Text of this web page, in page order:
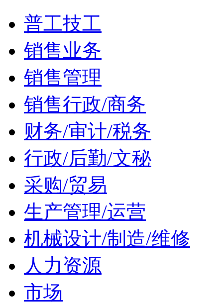
普工技工
销售业务
销售管理
销售行政/商务
财务/审计/税务
行政/后勤/文秘
采购/贸易
生产管理/运营
机械设计/制造/维修
人力资源
市场